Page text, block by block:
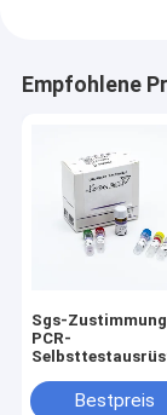
Empfohlene
Sgs-Zustimmung
PCR-
Bestpreis